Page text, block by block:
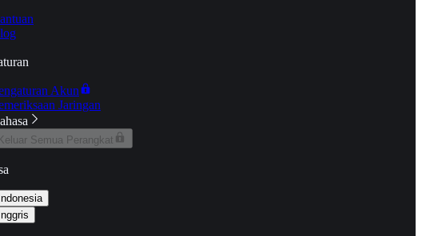
Akun
Jaringan
Keluar Semua Perangkat
Indonesia
Inggris